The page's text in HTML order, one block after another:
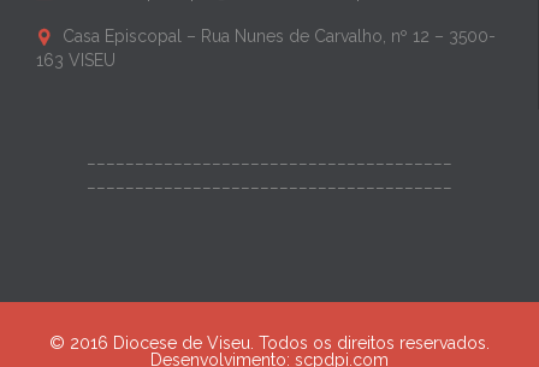

Casa Episcopal – Rua Nunes de Carvalho, nº 12 – 3500-
163 VISEU
© 2016 Diocese de Viseu. Todos os direitos reservados.
Desenvolvimento: scpdpi.com